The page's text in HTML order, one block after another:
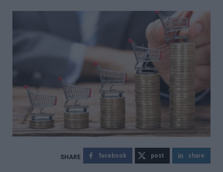
facebook post share